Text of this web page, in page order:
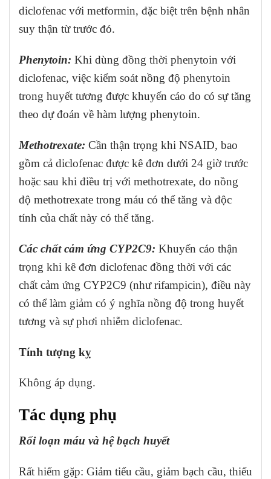
diclofenac với metformin, đặc biệt trên bệnh nhân
suy thận từ trước đó.
Phenytoin: Khi dùng đồng thời phenytoin với
diclofenac, việc kiểm soát nồng độ phenytoin
trong huyết tương được khuyến cáo do có sự tăng
theo dự đoán về hàm lượng phenytoin.
Methotrexate: Cần thận trọng khi NSAID, bao
gồm cả diclofenac được kê đơn dưới 24 giờ trước
hoặc sau khi điều trị với methotrexate, do nồng
độ methotrexate trong máu có thể tăng và độc
tính của chất này có thể tăng.
Các chất cảm ứng CYP2C9: Khuyến cáo thận
trọng khi kê đơn diclofenac đồng thời với các
chất cảm ứng CYP2C9 (như rifampicin), điều này
có thể làm giảm có ý nghĩa nồng độ trong huyết
tương và sự phơi nhiễm diclofenac.
Tính tượng kỵ
Không áp dụng.
Tác dụng phụ
Rối loạn máu và hệ bạch huyết
Rất hiếm gặp: Giảm tiểu cầu, giảm bạch cầu, thiếu